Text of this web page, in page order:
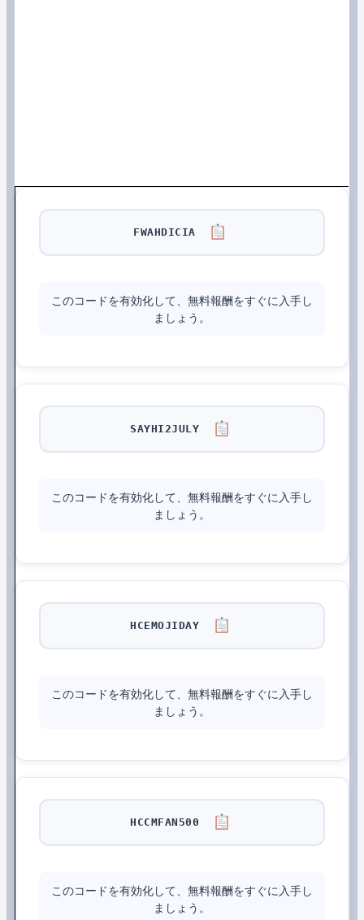
FWAHDICIA
このコードを有効化して、無料報酬をすぐに入手し
ましょう。
SAYHI2JULY
このコードを有効化して、無料報酬をすぐに入手し
ましょう。
HCEMOJIDAY
このコードを有効化して、無料報酬をすぐに入手し
ましょう。
HCCMFAN500
このコードを有効化して、無料報酬をすぐに入手し
ましょう。